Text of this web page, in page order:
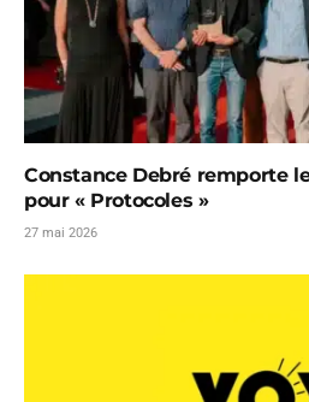
Constance Debré remporte
pour « Protocoles »
27 mai 2026